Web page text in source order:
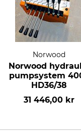
Norwood
Norwood
pumpsystem
HD36/38
31 446,00 kr